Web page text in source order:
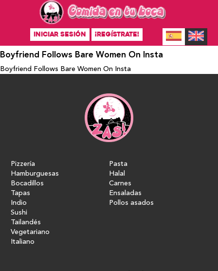
INICIAR SESIÓN ¡REGÍSTRATE!
Boyfriend Follows Bare Women On Insta
Boyfriend Follows Bare Women On Insta
Pizzería
Hamburguesas
Bocadillos
Tapas
Indio
Sushi
Tailandés
Vegetariano
Italiano
Pasta
Halal
Carnes
Ensaladas
Pollos asados